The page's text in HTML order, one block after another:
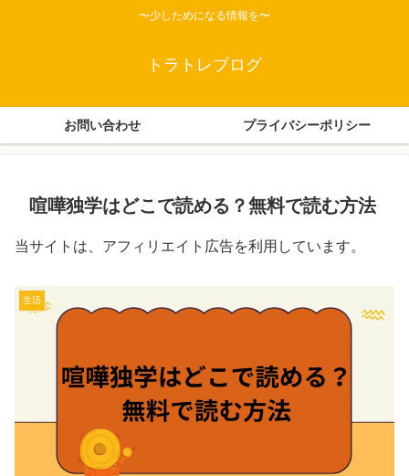
〜少しためになる情報を〜
トラトレブログ
お問い合わせ プライバシーポリシー
喧嘩独学はどこで読める？無料で読む方法
当サイトは、アフィリエイト広告を利用しています。
生活